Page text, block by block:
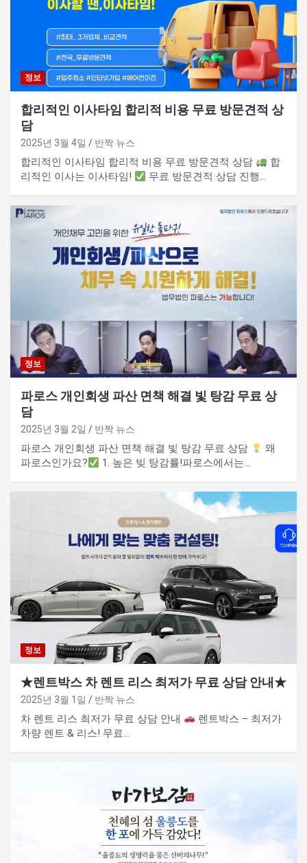
정보
합리적인 이사타임 합리적 비용 무료 방문견적 상
담
2025년 3월 4일 반짝 뉴스
합리적인 이사타임 합리적 비용 무료 방문견적 상담
합
리적인 이사는 이사타임!
무료 방문견적 상담 진행…
정보
파로스 개인회생 파산 면책 해결 빛 탕감 무료 상
담
2025년 3월 2일 반짝 뉴스
파로스 개인회생 파산 면책 해결 빛 탕감 무료 상담
왜
파로스인가요?
1. 높은 빚 탕감률!파로스에서는…
정보
★렌트박스 차 렌트 리스 최저가 무료 상담 안내★
2025년 3월 1일 반짝 뉴스
차 렌트 리스 최저가 무료 상담 안내
렌트박스 – 최저가
차량 렌트 & 리스! 무료…